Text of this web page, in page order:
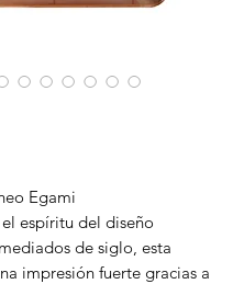
Egami
espíritu del diseño
de siglo, esta
impresión fuerte gracias a